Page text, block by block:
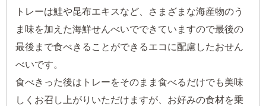
トレーは鮭や昆布エキスなど、さまざまな海産物のう
ま味を加えた海鮮せんべいでできていますので最後の
最後まで食べきることができるエコに配慮したおせん
べいです。
食べきった後はトレーをそのまま食べるだけでも美味
しくお召し上がりいただけますが、お好みの食材を乗